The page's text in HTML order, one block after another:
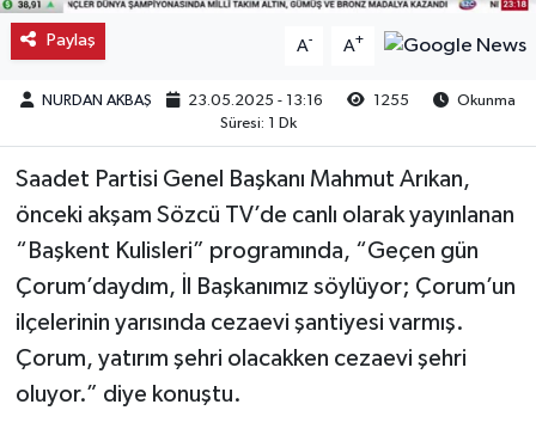
Paylaş A- A+
NURDAN AKBAŞ 23.05.2025 - 13:16 1255
Okunma
Süresi: 1 Dk
Saadet Partisi Genel Başkanı Mahmut Arıkan,
önceki akşam Sözcü TV’de canlı olarak yayınlanan
“Başkent Kulisleri” programında, “Geçen gün
Çorum’daydım, İl Başkanımız söylüyor; Çorum’un
ilçelerinin yarısında cezaevi şantiyesi varmış.
Çorum, yatırım şehri olacakken cezaevi şehri
oluyor.” diye konuştu.
Osmancık
Sungurlu
Uğurludağ
Sağlık